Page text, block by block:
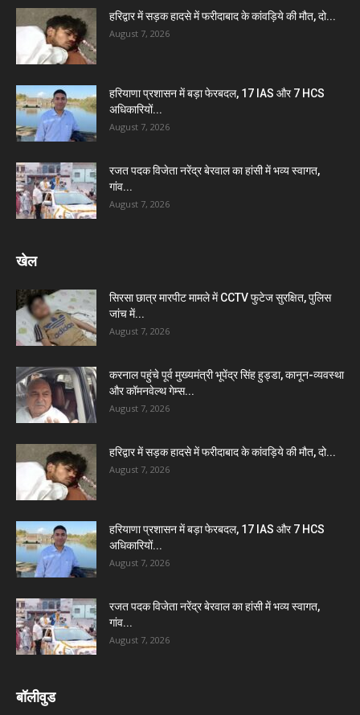
हरिद्वार में सड़क हादसे में फरीदाबाद के कांवड़िये की मौत, दो...
August 7, 2026
हरियाणा प्रशासन में बड़ा फेरबदल, 17 IAS और 7 HCS
अधिकारियों...
August 7, 2026
रजत पदक विजेता नरेंद्र बेरवाल का हांसी में भव्य स्वागत,
गांव...
August 7, 2026
खेल
सिरसा छात्र मारपीट मामले में CCTV फुटेज सुरक्षित, पुलिस
जांच में...
August 7, 2026
करनाल पहुंचे पूर्व मुख्यमंत्री भूपेंद्र सिंह हुड्डा, कानून-व्यवस्था
और कॉमनवेल्थ गेम्स...
August 7, 2026
हरिद्वार में सड़क हादसे में फरीदाबाद के कांवड़िये की मौत, दो...
August 7, 2026
हरियाणा प्रशासन में बड़ा फेरबदल, 17 IAS और 7 HCS
अधिकारियों...
August 7, 2026
रजत पदक विजेता नरेंद्र बेरवाल का हांसी में भव्य स्वागत,
गांव...
August 7, 2026
बॉलीवुड